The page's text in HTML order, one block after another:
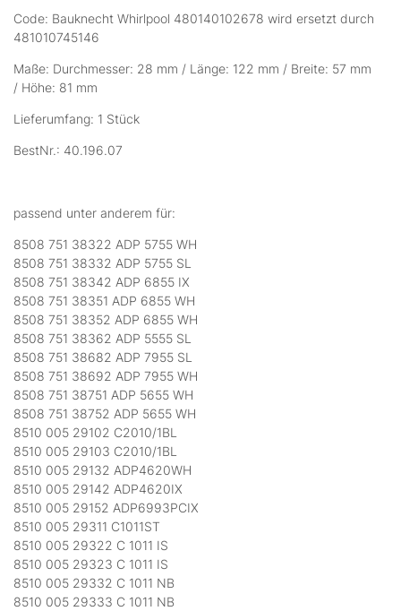
Code: Bauknecht Whirlpool 480140102678 wird ersetzt durch
481010745146
Maße: Durchmesser: 28 mm / Länge: 122 mm / Breite: 57 mm
/ Höhe: 81 mm
Lieferumfang: 1 Stück
BestNr.: 40.196.07
passend unter anderem für:
8508 751 38322 ADP 5755 WH
8508 751 38332 ADP 5755 SL
8508 751 38342 ADP 6855 IX
8508 751 38351 ADP 6855 WH
8508 751 38352 ADP 6855 WH
8508 751 38362 ADP 5555 SL
8508 751 38682 ADP 7955 SL
8508 751 38692 ADP 7955 WH
8508 751 38751 ADP 5655 WH
8508 751 38752 ADP 5655 WH
8510 005 29102 C2010/1BL
8510 005 29103 C2010/1BL
8510 005 29132 ADP4620WH
8510 005 29142 ADP4620IX
8510 005 29152 ADP6993PCIX
8510 005 29311 C1011ST
8510 005 29322 C 1011 IS
8510 005 29323 C 1011 IS
8510 005 29332 C 1011 NB
8510 005 29333 C 1011 NB